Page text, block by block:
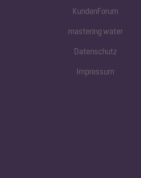
KundenForum
mastering water
Datenschutz
Impressum